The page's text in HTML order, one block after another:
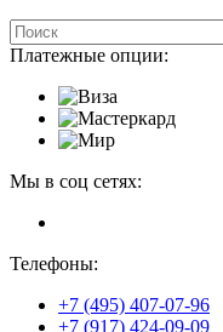
Платежные опции:
Мы в соц сетях:
Телефоны:
+7 (495) 407-07-96
+7 (917) 424-09-09